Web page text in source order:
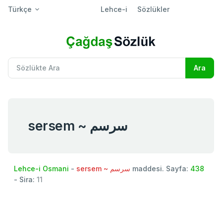
Türkçe Lehce-i Sözlükler
sersem ~ سرسم
Lehce-i Osmani - sersem ~ سرسم maddesi. Sayfa: 438
- Sira: 11